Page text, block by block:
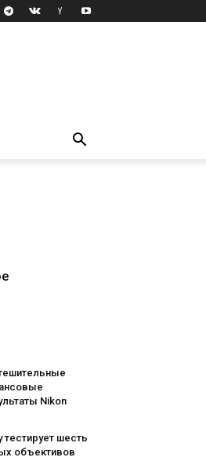
Nikon
тестирует шесть
объективов